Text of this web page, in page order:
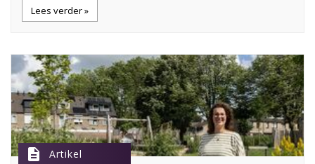
Lees verder »
description Artikel